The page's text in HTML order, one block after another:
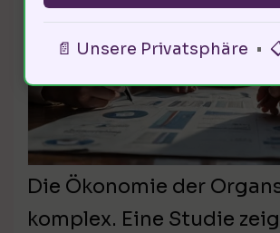
Die Ökonomie der
komplex. Eine Studie
📄 Unsere Privatsphäre •